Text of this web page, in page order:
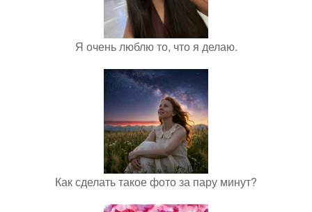
Я очень люблю то, что я делаю.
Как сделать такое фото за пару минут?